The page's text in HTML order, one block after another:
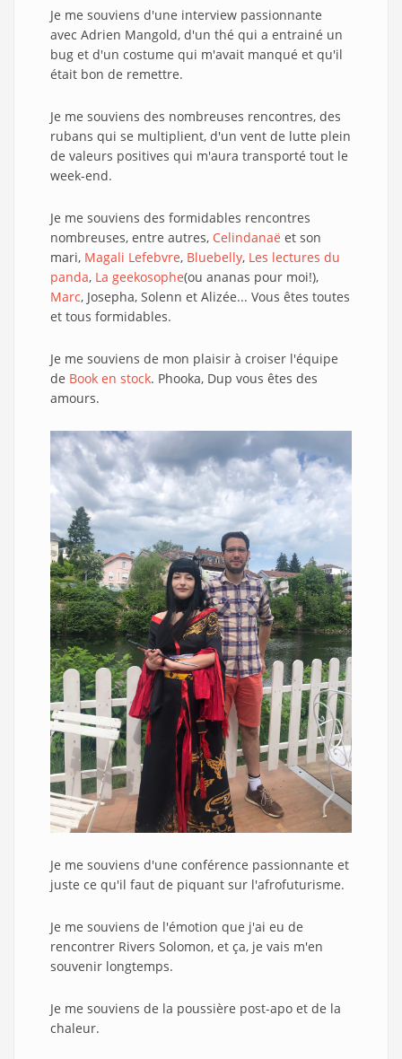
Je me souviens d'une interview passionnante
avec Adrien Mangold, d'un thé qui a entrainé un
bug et d'un costume qui m'avait manqué et qu'il
était bon de remettre.
Je me souviens des nombreuses rencontres, des
rubans qui se multiplient, d'un vent de lutte plein
de valeurs positives qui m'aura transporté tout le
week-end.
Je me souviens des formidables rencontres
nombreuses, entre autres, Celindanaë et son
mari, Magali Lefebvre, Bluebelly, Les lectures du
panda, La geekosophe(ou ananas pour moi!),
Marc, Josepha, Solenn et Alizée... Vous êtes toutes
et tous formidables.
Je me souviens de mon plaisir à croiser l'équipe
de Book en stock. Phooka, Dup vous êtes des
amours.
Je me souviens d'une conférence passionnante et
juste ce qu'il faut de piquant sur l'afrofuturisme.
Je me souviens de l'émotion que j'ai eu de
rencontrer Rivers Solomon, et ça, je vais m'en
souvenir longtemps.
Je me souviens de la poussière post-apo et de la
chaleur.